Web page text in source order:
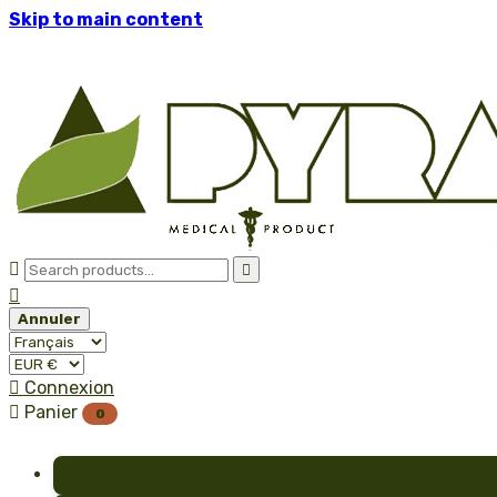
Skip to main content
 

Annuler
 Connexion
 Panier 0